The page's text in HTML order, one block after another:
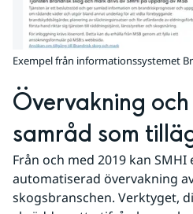
Exempel från informationssystemet
Övervakning
samråd som
Från och med 2019 kan
automatiserad övervakning
skogsbranschen. Verktyget,